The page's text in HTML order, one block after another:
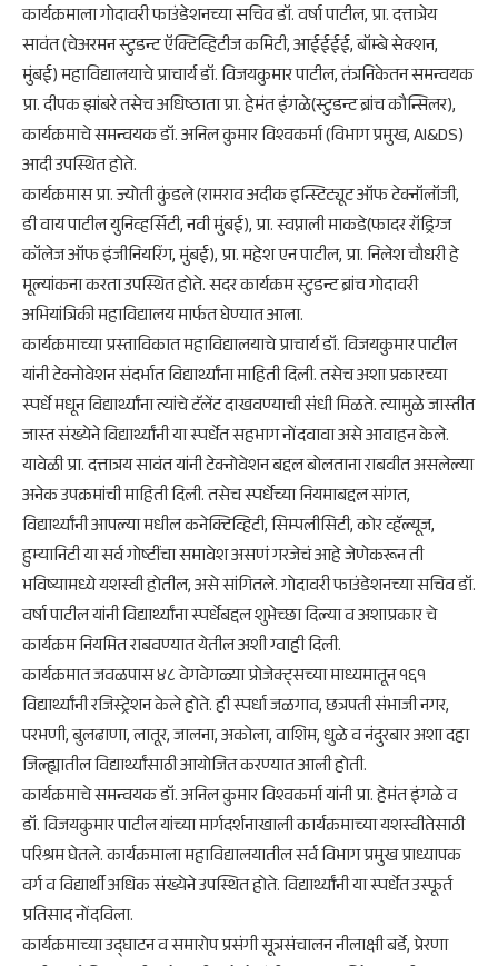
कार्यक्रमाला गोदावरी फाउंडेशनच्या सचिव डॉ. वर्षा पाटील, प्रा. दत्तात्रेय
सावंत (चेअरमन स्टुडन्ट ऍक्टिव्हिटीज कमिटी, आईईईई, बॉम्बे सेक्शन,
मुंबई) महाविद्यालयाचे प्राचार्य डॉ. विजयकुमार पाटील, तंत्रनिकेतन समन्वयक
प्रा. दीपक झांबरे तसेच अधिष्ठाता प्रा. हेमंत इंगळे(स्टुडन्ट ब्रांच कौन्सिलर),
कार्यक्रमाचे समन्वयक डॉ. अनिल कुमार विश्वकर्मा (विभाग प्रमुख, AI&DS)
आदी उपस्थित होते.
कार्यक्रमास प्रा. ज्योती कुंडले (रामराव अदीक इन्स्टिट्यूट ऑफ टेक्नॉलॉजी,
डी वाय पाटील युनिव्हर्सिटी, नवी मुंबई), प्रा. स्वप्नाली माकडे(फादर रॉड्रिग्ज
कॉलेज ऑफ इंजीनियरिंग, मुंबई), प्रा. महेश एन पाटील, प्रा. निलेश चौधरी हे
मूल्यांकना करता उपस्थित होते. सदर कार्यक्रम स्टुडन्ट ब्रांच गोदावरी
अभियांत्रिकी महाविद्यालय मार्फत घेण्यात आला.
कार्यक्रमाच्या प्रस्ताविकात महाविद्यालयाचे प्राचार्य डॉ. विजयकुमार पाटील
यांनी टेक्नोवेशन संदर्भात विद्यार्थ्यांना माहिती दिली. तसेच अशा प्रकारच्या
स्पर्धे मधून विद्यार्थ्यांना त्यांचे टॅलेंट दाखवण्याची संधी मिळते. त्यामुळे जास्तीत
जास्त संख्येने विद्यार्थ्यांनी या स्पर्धेत सहभाग नोंदवावा असे आवाहन केले.
यावेळी प्रा. दत्तात्रय सावंत यांनी टेक्नोवेशन बद्दल बोलताना राबवीत असलेल्या
अनेक उपक्रमांची माहिती दिली. तसेच स्पर्धेच्या नियमाबद्दल सांगत,
विद्यार्थ्यांनी आपल्या मधील कनेक्टिव्हिटी, सिम्पलीसिटी, कोर व्हॅल्यूज,
हुम्यानिटी या सर्व गोष्टींचा समावेश असणं गरजेचं आहे जेणेकरून ती
भविष्यामध्ये यशस्वी होतील, असे सांगितले. गोदावरी फाउंडेशनच्या सचिव डॉ.
वर्षा पाटील यांनी विद्यार्थ्यांना स्पर्धेबद्दल शुभेच्छा दिल्या व अशाप्रकार चे
कार्यक्रम नियमित राबवण्यात येतील अशी ग्वाही दिली.
कार्यक्रमात जवळपास ४८ वेगवेगळ्या प्रोजेक्ट्सच्या माध्यमातून १६१
विद्यार्थ्यांनी रजिस्ट्रेशन केले होते. ही स्पर्धा जळगाव, छत्रपती संभाजी नगर,
परभणी, बुलढाणा, लातूर, जालना, अकोला, वाशिम, धुळे व नंदुरबार अशा दहा
जिल्ह्यातील विद्यार्थ्यांसाठी आयोजित करण्यात आली होती.
कार्यक्रमाचे समन्वयक डॉ. अनिल कुमार विश्वकर्मा यांनी प्रा. हेमंत इंगळे व
डॉ. विजयकुमार पाटील यांच्या मार्गदर्शनाखाली कार्यक्रमाच्या यशस्वीतेसाठी
परिश्रम घेतले. कार्यक्रमाला महाविद्यालयातील सर्व विभाग प्रमुख प्राध्यापक
वर्ग व विद्यार्थी अधिक संख्येने उपस्थित होते. विद्यार्थ्यांनी या स्पर्धेत उस्फूर्त
प्रतिसाद नोंदविला.
कार्यक्रमाच्या उद्घाटन व समारोप प्रसंगी सूत्रसंचालन नीलाक्षी बर्डे, प्रेरणा